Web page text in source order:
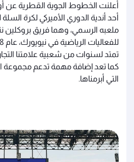
أعلنت الخطوط الجوية القطرية عن
ملعبه الرسمي، وهما فريق بروكلين
تمتد لسنوات من شعبية علامتنا
كما تعد إضافة مهمة تدعم مجموعة
التي أبرمناها.